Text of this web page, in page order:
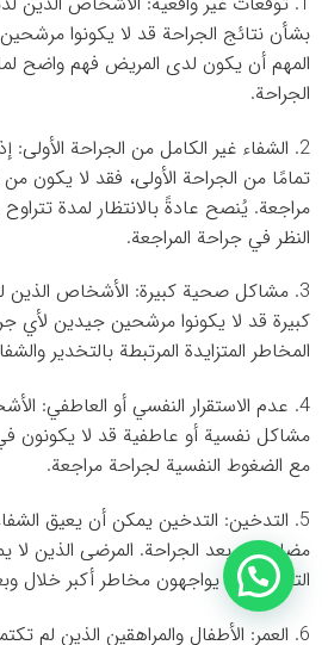
بشأن نتائج الجراحة قد لا يكونوا
المهم أن يكون لدى المريض فهم واضح
الجراحة.
2. الشفاء غير الكامل من الجراحة
تمامًا من الجراحة الأولى، فقد لا يكون
النظر في جراحة المراجعة.
3. مشاكل صحية كبيرة: الأشخاص
كبيرة قد لا يكونوا مرشحين جيدين لأي
المخاطر المتزايدة المرتبطة بالتخدير
4. عدم الاستقرار النفسي أو العاطفي:
مشاكل نفسية أو عاطفية قد لا يكونون في
مع الضغوط النفسية لجراحة مراجعة.
5. التدخين: التدخين يمكن أن يعيق
مضاعفات بعد الجراحة. المرضى الذين لا
التدخين قد يواجهون مخاطر أكبر خلال
6. العمر: الأطفال والمراهقين الذين لم